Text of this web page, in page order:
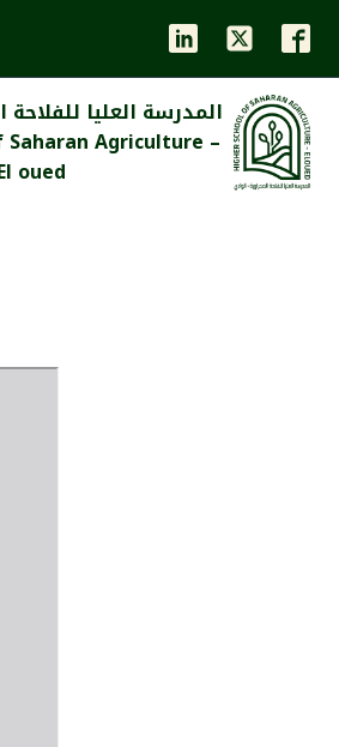
المدرسة العليا للفلاحة
Agriculture –
oued